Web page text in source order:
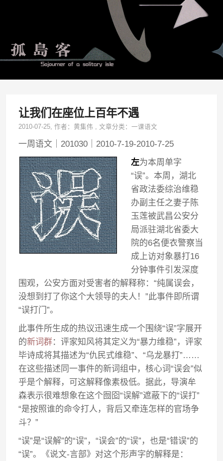
让我们在座位上百年不遇
2010-07-25, 作者：黄集伟 ,文章分类：一课语文
一周语文｜201030｜2010-7-19-2010-7-25
左为本周单字
“误”。本周，湖北
省政法委综治维稳
办副主任之妻子陈
玉莲被武昌公安分
局派驻湖北省委大
院的6名便衣警察当
成上访对象暴打16
分钟事件引发深度
围观，公安方面对受害者的解释称：“纯属误会，
没想到打了你这个大领导的夫人！”此事件即所谓
“误打门”。
此事件所生成的热议迅速生成一个围绕“误”字展开
的新词群：评家知风将其定义为“暴力维稳”，评家
毕诗成将其描述为“仇民式维稳”、“乌龙暴打”……
在这些描述同一事件的新词组中，核心词“误会”似
乎是个解释，可这解释像素极低。据此，导演牟
森表示很难想象在这个囫囵“误解”遮蔽下的“误打”
“是按照谁的命令打人，背后又牵连怎样的官场争
斗？”
“误”是“误解”的“误”，“误会”的“误”，也是“错误”的
“误”。《说文-言部》对这个形声字的解释是：